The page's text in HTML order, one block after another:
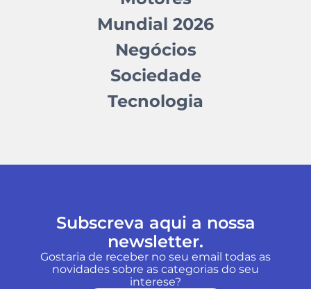
Mundial 2026
Negócios
Sociedade
Tecnologia
Subscreva aqui a nossa
newsletter.
Gostaria de receber no seu email todas as
novidades sobre as categorias do seu
interese?